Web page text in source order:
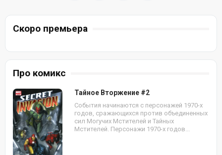
Скоро премьера
Про комикс
Тайное Вторжение #2
События начинаются с персонажей 1970-х
годов, сражающихся против объединенных
сил Могучих Мстителей и Тайных
Мстителей. Персонажи 1970-х годов...